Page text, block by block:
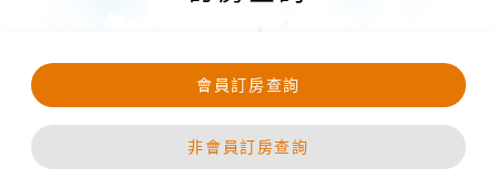
會員訂房查詢
非會員訂房查詢